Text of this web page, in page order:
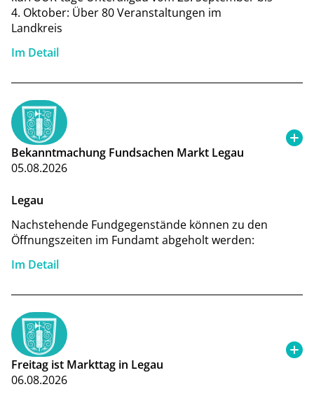
4. Oktober: Über 80 Veranstaltungen im
Landkreis
Im Detail
Bekanntmachung Fundsachen Markt Legau
05.08.2026
Legau
Nachstehende Fundgegenstände können zu den
Öffnungszeiten im Fundamt abgeholt werden:
Im Detail
Freitag ist Markttag in Legau
06.08.2026